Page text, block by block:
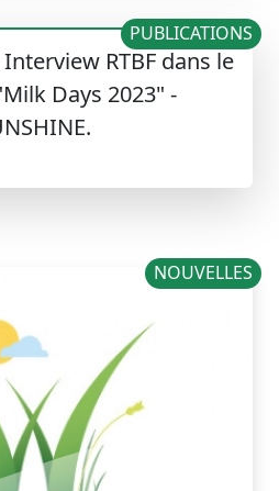
Interview RTBF dans le
Days 2023" -
PUBLICATIONS
NOUVELLES